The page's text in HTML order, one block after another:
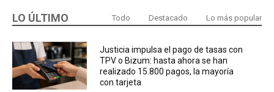
LO ÚLTIMO Todo Destacado Lo más popular
Justicia impulsa el pago de tasas con
TPV o Bizum: hasta ahora se han
realizado 15.800 pagos, la mayoría
con tarjeta